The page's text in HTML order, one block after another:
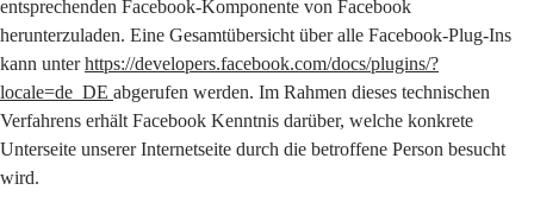
entsprechenden Facebook-Komponente von Facebook
herunterzuladen. Eine Gesamtübersicht über alle Facebook-Plug-Ins
kann unterhttps://developers.facebook.com/docs/plugins/?
locale=de_DE abgerufen werden. Im Rahmen dieses technischen
Verfahrens erhält Facebook Kenntnis darüber, welche konkrete
Unterseite unserer Internetseite durch die betroffene Person besucht
wird.